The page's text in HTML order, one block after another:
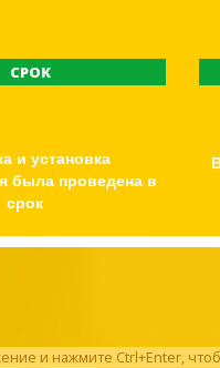
СРОК
и установка
была проведена в
срок
и нажмите Ctrl+Enter,